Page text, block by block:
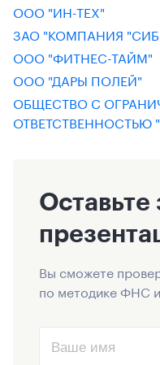
ООО "ИН-ТЕХ"
ЗАО "КОМПАНИЯ
ООО "ФИТНЕС-ТАЙМ"
ООО "ДАРЫ ПОЛЕЙ"
ОБЩЕСТВО С
ОТВЕТСТВЕННОСТЬЮ
Оставьте
Вы сможете
по методике ФНС